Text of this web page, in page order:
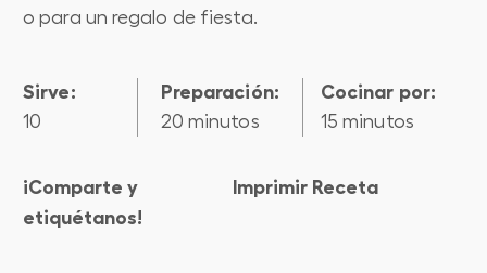
o para un regalo de fiesta.
Sirve:
10
preparación:
20 minutos
cocinar por:
15 minutos
¡Comparte y
etiquétanos!
Imprimir Receta